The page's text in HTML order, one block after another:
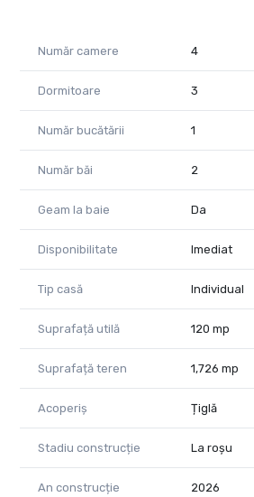
Consultant imobiliar : Laurentiu Caraman
Telefon : 0721824896
Email : laurentiu.caraman@propertylab.ro
CP2875888
Număr camere 4
Dormitoare 3
Număr bucătării 1
Număr băi 2
Geam la baie Da
Disponibilitate Imediat
Tip casă Individual
Suprafață utilă 120 mp
Suprafață teren 1,726 mp
Acoperiș Țiglă
Stadiu construcție La roșu
An construcție 2026